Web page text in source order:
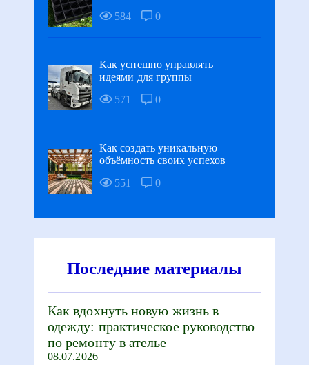
584
0
Как успешно управлять
идеями для группы
571
0
Как создать уникальную
объёмность своих успехов
551
0
Последние материалы
Как вдохнуть новую жизнь в
одежду: практическое руководство
по ремонту в ателье
08.07.2026